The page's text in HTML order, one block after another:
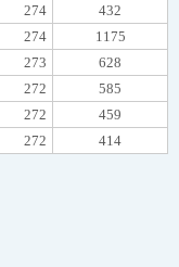
274
432
274
1175
273
628
272
585
272
459
272 414